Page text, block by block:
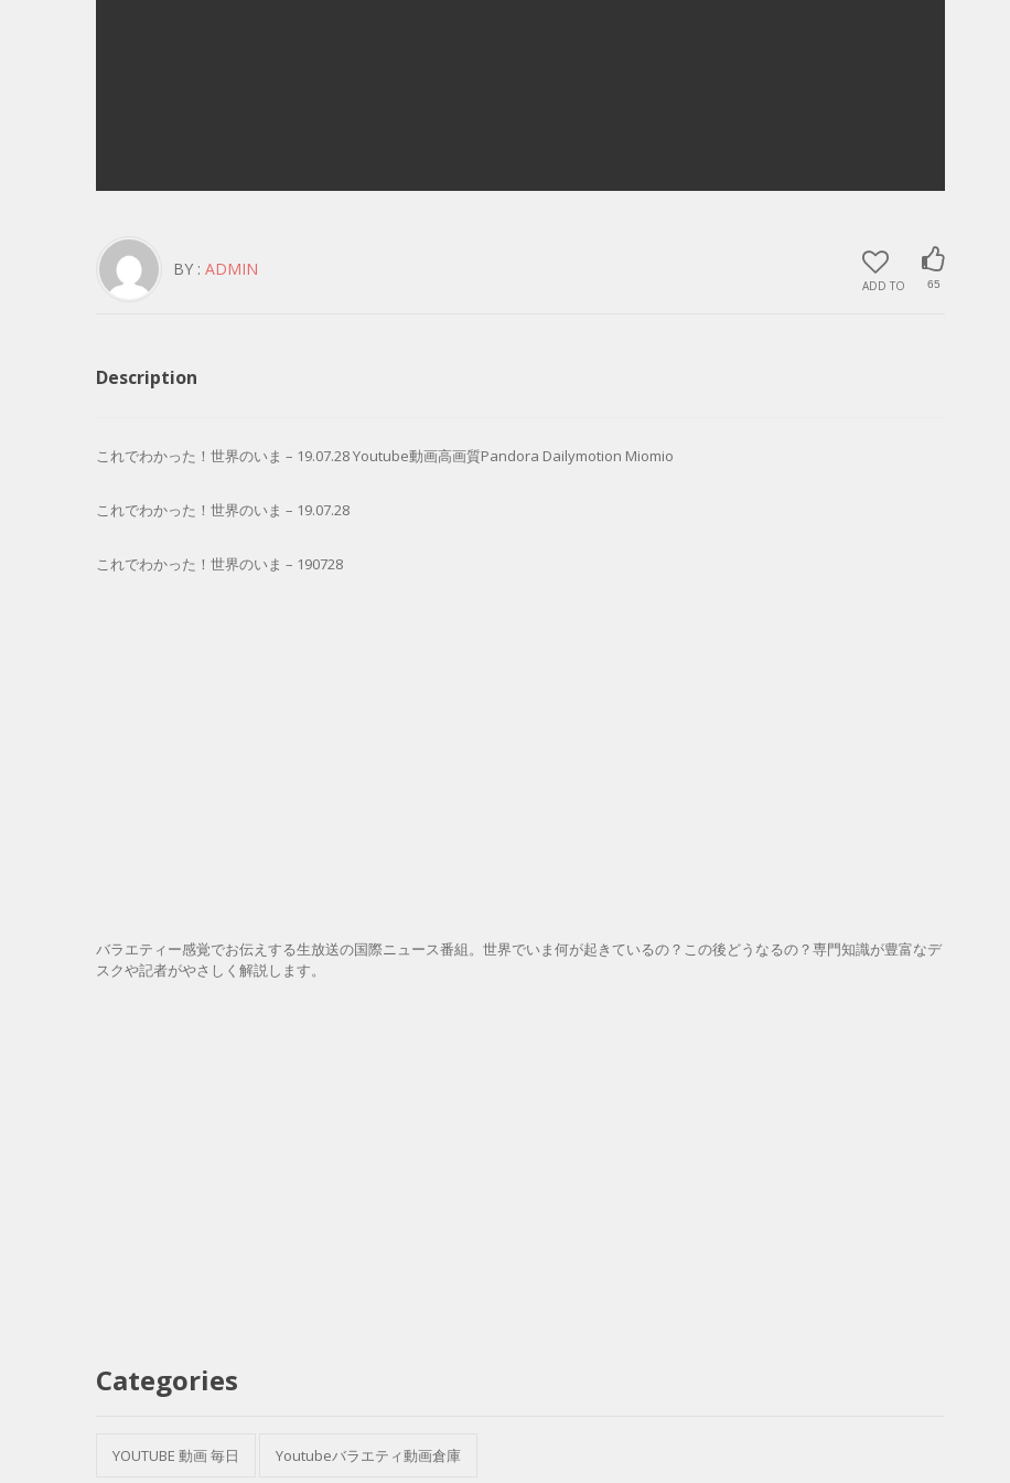
ADD TO 65
BY : ADMIN
Description
これでわかった！世界のいま – 19.07.28 Youtube動画高画質Pandora Dailymotion Miomio
これでわかった！世界のいま – 19.07.28
これでわかった！世界のいま – 190728
バラエティー感覚でお伝えする生放送の国際ニュース番組。世界でいま何が起きているの？この後どうなるの？専門知識が豊富なデ
スクや記者がやさしく解説します。
Categories
YOUTUBE 動画 毎日 Youtubeバラエティ動画倉庫